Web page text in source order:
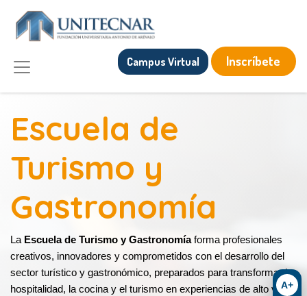
Campus Virtual Inscríbete
Escuela de
Turismo y
Gastronomía
La Escuela de Turismo y Gastronomía forma profesionales
creativos, innovadores y comprometidos con el desarrollo del
sector turístico y gastronómico, preparados para transformar la
hospitalidad, la cocina y el turismo en experiencias de alto valor.
A+